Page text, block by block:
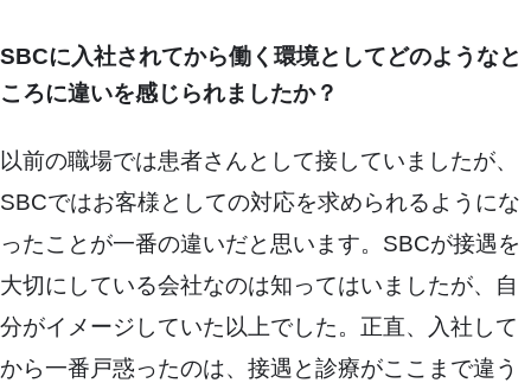
SBCに入社されてから働く環境としてどのようなと
ころに違いを感じられましたか？
以前の職場では患者さんとして接していましたが、
SBCではお客様としての対応を求められるようにな
ったことが一番の違いだと思います。SBCが接遇を
大切にしている会社なのは知ってはいましたが、自
分がイメージしていた以上でした。正直、入社して
から一番戸惑ったのは、接遇と診療がここまで違う